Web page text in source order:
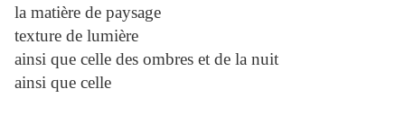
la matière de paysage
texture de lumière
ainsi que celle des ombres et de la nuit
ainsi que celle